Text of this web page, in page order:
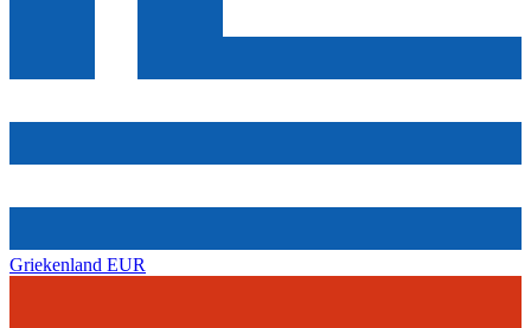
Griekenland EUR